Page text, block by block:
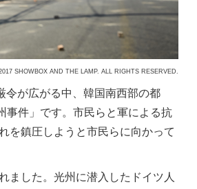
SHOWBOX AND THE LAMP. ALL RIGHTS RESERVED.
が広がる中、韓国南西部の都
事件」です。市民らと軍による抗
を鎮圧しようと市民らに向かって
した。光州に潜入したドイツ人